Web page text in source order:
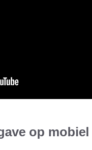
op mobiel